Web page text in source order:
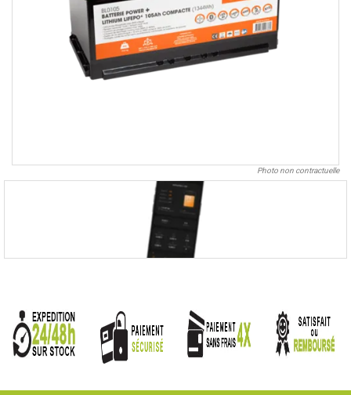
Photo non contractuelle